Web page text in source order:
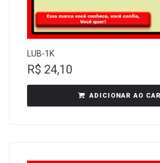
LUB-1K
R$ 24,10
ADICIONAR AO